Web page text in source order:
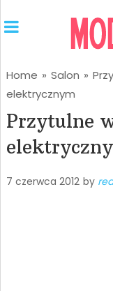
Home » Salon »
elektrycznym
Przytulne
7 czerwca 2012 by